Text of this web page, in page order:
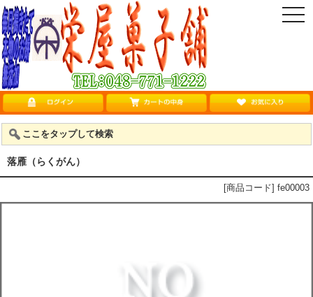
ここをタップして検索
落雁（らくがん）
[商品コード] fe00003